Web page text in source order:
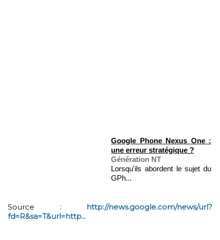
Google Phone Nexus One :
une erreur stratégique ?
Génération NT
Lorsqu'ils abordent le sujet du
GPh...
Source : http://news.google.com/news/url?
fd=R&sa=T&url=http...